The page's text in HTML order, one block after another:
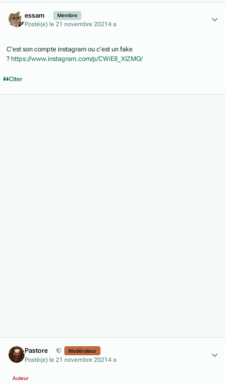
essam Membre
Posté(e) le 21 novembre 20214 a
C'est son compte instagram ou c'est un fake
? https://www.instagram.com/p/CWiE8_XIZMO/
Citer
Pastore Modérateur
Posté(e) le 21 novembre 20214 a
Auteur